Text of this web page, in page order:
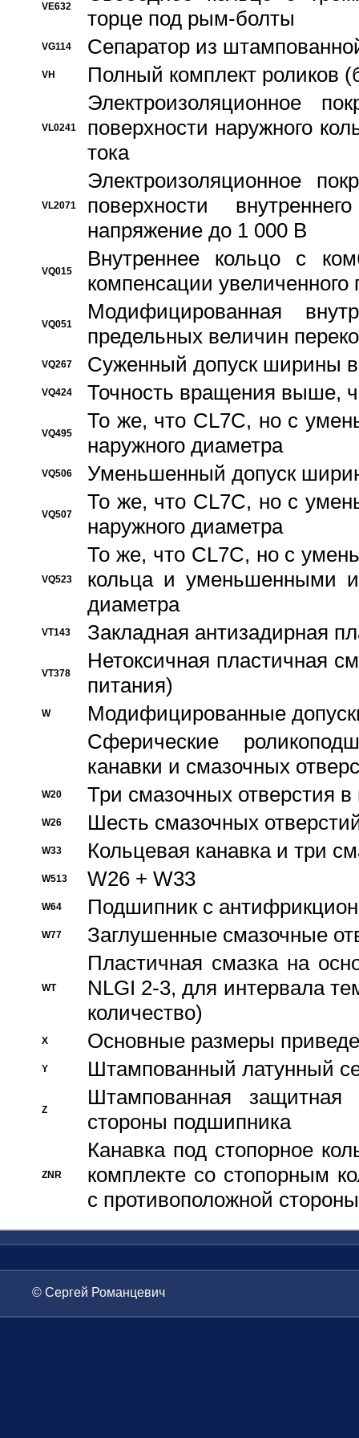
VE632
торце под рым-болты
VG114 Сепаратор из
VH Полный комплект роликов
VL0241
Электроизоляционное
поверхности наружного
тока
VL2071
Электроизоляционное
поверхности
напряжение до 1 000 В
VQ015
Bнутреннее кольцо с
компенсации увеличенного
VQ051
Модифицированная
предельных величин
VQ267 Суженный допуск ширины
VQ424 Точность вращения выше,
VQ495
То же, что CL7C, но с
наружного диаметра
VQ506 Уменьшенный допуск
VQ507
То же, что CL7C, но с
наружного диаметра
VQ523
То же, что CL7C, но с
кольца и уменьшенными
диаметра
VT143 Закладная антизадирная
VT378
Нетоксичная пластичная
питания)
W
Модифицированные
Сферические
канавки и смазочных
W20 Три смазочных отверстия
W26 Шесть смазочных
W33 Кольцевая канавка и три
W513 W26 + W33
W64 Подшипник с
W77 Заглушенные смазочные
WT
Пластичная смазка на
NLGI 2-3, для интервала
количество)
X Основные размеры
Y Штампованный латунный
Z
Штампованная
стороны подшипника
ZNR
Канавка под стопорное
комплекте со стопорным
с противоположной стороны
© Сергей Романцевич